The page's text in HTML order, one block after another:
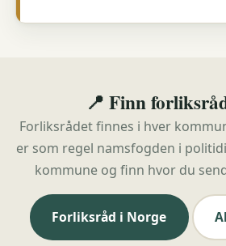
📍 Finn
Forliksrådet finnes i hver
er som regel namsfogden i
kommune og finn hvor du
Forliksråd i Norge